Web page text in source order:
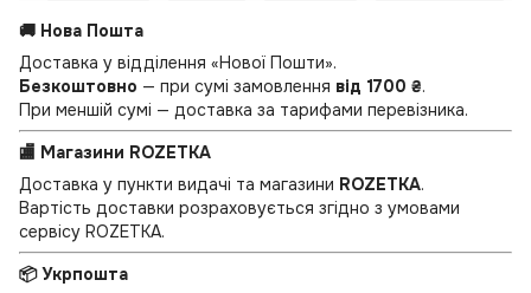
🚚 Нова Пошта
Доставка у відділення «Нової Пошти».
Безкоштовно — при сумі замовлення від 1700 ₴.
При меншій сумі — доставка за тарифами перевізника.
🏬 Магазини ROZETKA
Доставка у пункти видачі та магазини ROZETKA.
Вартість доставки розраховується згідно з умовами
сервісу ROZETKA.
📦 Укрпошта